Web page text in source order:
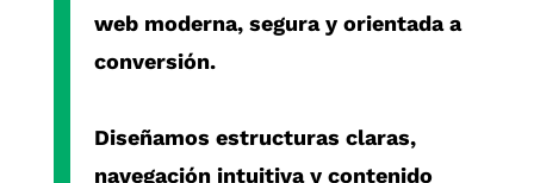
web moderna, segura y orientada a
conversión.
Diseñamos estructuras claras,
navegación intuitiva y contenido